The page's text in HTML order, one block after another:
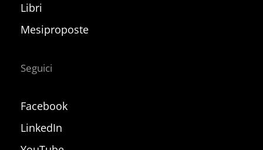
Libri
Mesiproposte
Seguici
Facebook
LinkedIn